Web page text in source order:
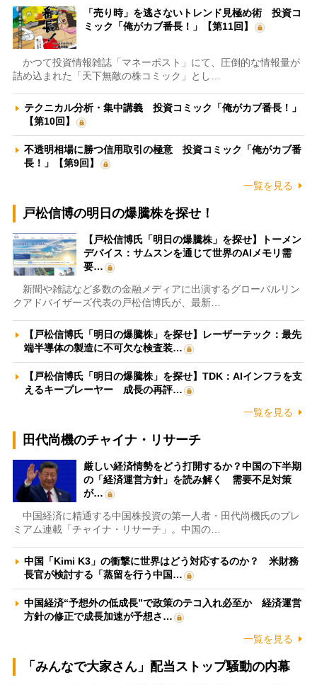
「売り時」を逃さないトレンド見極め術 投資コ
ミック「俺がカブ番長！」【第11回】
かつて投資情報雑誌「マネーポスト」にて、圧倒的な情報量が
詰め込まれた「天下無敵の株コミック」とし…
テクニカル分析・集中講義 投資コミック「俺がカブ番長！」
【第10回】
不透明相場に勝つ信用取引の極意 投資コミック「俺がカブ番
長！」【第9回】
一覧を見る
戸松信博の明日の爆騰株を探せ！
【戸松信博氏「明日の爆騰株」を探せ】トーメン
デバイス：サムスンを通じて世界のAIメモリ需
要…
新聞や雑誌など多数の金融メディアに出演するグローバルリン
クアドバイザーズ代表の戸松信博氏が、最新…
【戸松信博氏「明日の爆騰株」を探せ】レーザーテック：最先
端半導体の製造に不可欠な検査装…
【戸松信博氏「明日の爆騰株」を探せ】TDK：AIインフラを支
えるキープレーヤー 成長の再評…
一覧を見る
田代尚機のチャイナ・リサーチ
厳しい経済情勢をどう打開するか？中国の下半期
の「経済運営方針」を読み解く 需要不足対策
が…
中国経済に精通する中国株投資の第一人者・田代尚機氏のプレ
ミアム連載「チャイナ・リサーチ」。中国の…
中国「Kimi K3」の衝撃に世界はどう対応するのか？ 米財務
長官が検討する「蒸留を行う中国…
中国経済“予想外の低成長”で政策のテコ入れ必至か 経済運営
方針の修正で成長加速が予想さ…
一覧を見る
「みんなで大家さん」配当ストップ騒動の内幕